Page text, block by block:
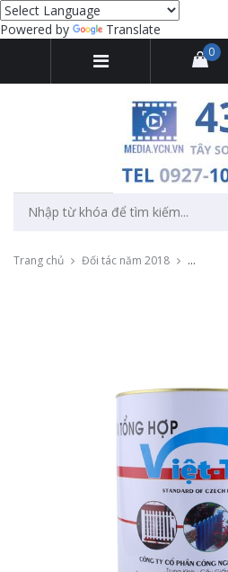
Powered by Translate
0
Trang chủ Đối tác năm 2018 Chụp